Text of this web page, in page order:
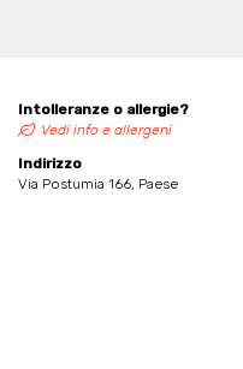
Intolleranze o allergie?
Vedi info e allergeni
Indirizzo
Via Postumia 166, Paese